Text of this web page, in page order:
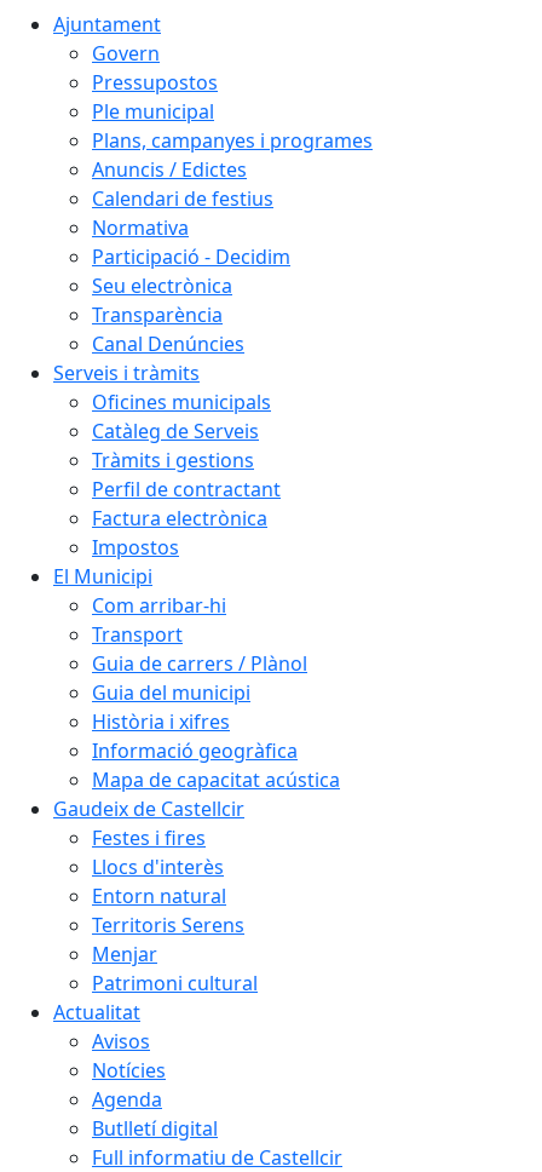
Ajuntament
Govern
Pressupostos
Ple municipal
Plans, campanyes i programes
Anuncis / Edictes
Calendari de festius
Normativa
Participació - Decidim
Seu electrònica
Transparència
Canal Denúncies
Serveis i tràmits
Oficines municipals
Catàleg de Serveis
Tràmits i gestions
Perfil de contractant
Factura electrònica
Impostos
El Municipi
Com arribar-hi
Transport
Guia de carrers / Plànol
Guia del municipi
Història i xifres
Informació geogràfica
Mapa de capacitat acústica
Gaudeix de Castellcir
Festes i fires
Llocs d'interès
Entorn natural
Territoris Serens
Menjar
Patrimoni cultural
Actualitat
Avisos
Notícies
Agenda
Butlletí digital
Full informatiu de Castellcir